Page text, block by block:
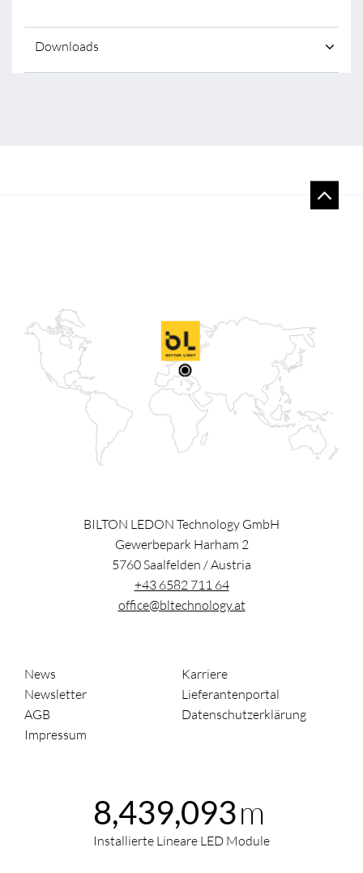
Downloads
BILTON LEDON Technology GmbH
Gewerbepark Harham 2
5760Saalfelden /Austria
+43 6582 711 64
office@bltechnology.at
News
Karriere
Newsletter
Lieferantenportal
AGB
Datenschutzerklärung
Impressum
8,439,093m
Installierte Lineare LED Module